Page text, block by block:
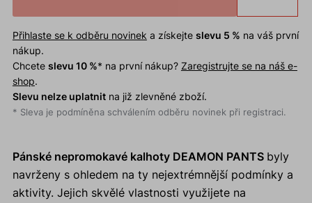
Přihlaste se k odběru novinek a získejte slevu 5 % na váš první
nákup.
Chcete slevu 10 %* na první nákup? Zaregistrujte se na náš e-
shop.
Slevu nelze uplatnitna již zlevněné zboží.
* Sleva je podmíněna schválením odběru novinek při registraci.
Pánské nepromokavé kalhoty DEAMON PANTS byly
navrženy s ohledem na ty nejextrémnější podmínky a
aktivity. Jejich skvělé vlastnosti využijete na